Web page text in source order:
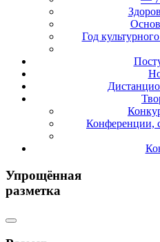
Год
Конференции,
Упрощённая
разметка